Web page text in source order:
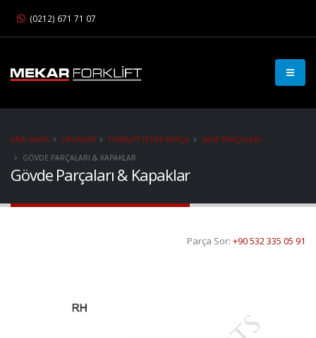
(0212) 671 71 07
Gövde Parçaları & Kapaklar
ANA SAYFA ÜRÜNLER FORKLIFT YEDEK PARÇA
ŞASE PARÇALARI
GÖVDE PARÇALARI & KAPAKLAR
Parça Sor: +90 532 335 05 91